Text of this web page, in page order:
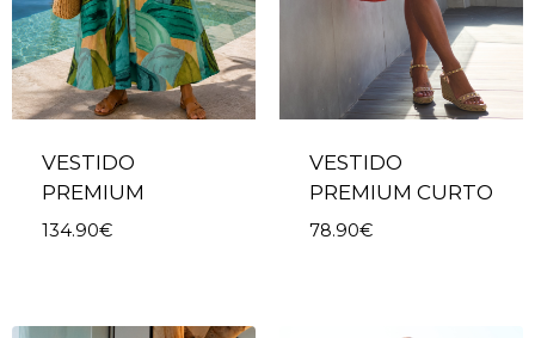
VESTIDO
PREMIUM
134.90€
VESTIDO
PREMIUM CURTO
78.90€